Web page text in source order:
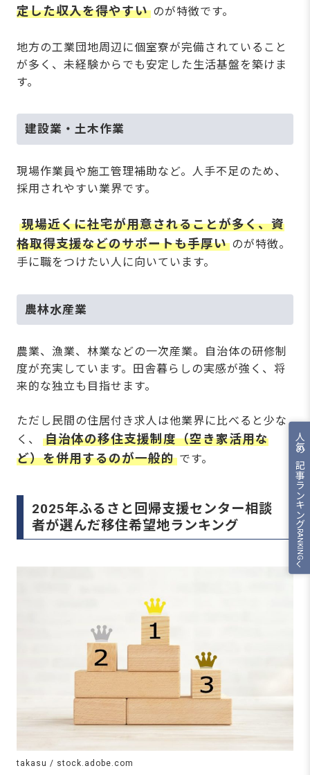
定した収入を得やすい のが特徴です。
地方の工業団地周辺に個室寮が完備されていること
が多く、未経験からでも安定した生活基盤を築けま
す。
建設業・土木作業
現場作業員や施工管理補助など。人手不足のため、
採用されやすい業界です。
現場近くに社宅が用意されることが多く、資
格取得支援などのサポートも手厚い のが特徴。
手に職をつけたい人に向いています。
農林水産業
農業、漁業、林業などの一次産業。自治体の研修制
度が充実しています。田舎暮らしの実感が強く、将
来的な独立も目指せます。
ただし民間の住居付き求人は他業界に比べると少な
く、
自治体の移住支援制度（空き家活用な
ど）を併用するのが一般的 です。
2025年ふるさと回帰支援センター相談
者が選んだ移住希望地ランキング
takasu / stock.adobe.com
人気の記事ランキング
RANKING